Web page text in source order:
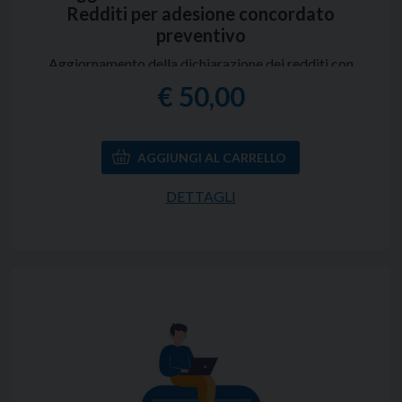
Redditi per adesione concordato
preventivo
Aggiornamento della dichiarazione dei redditi con
Preventivo Biennale per gli anni 2025/2026
(regime semplificato) scaturiti dalle fase di
*Il servizio è acquistabile solo da chi ha già
sottoscritto il servizioConsulenza per
€ 50,00
DETTAGLI